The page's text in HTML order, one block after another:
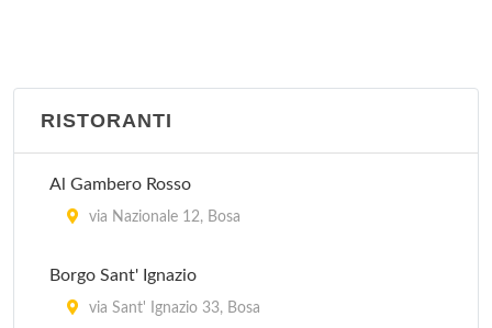
RISTORANTI
Al Gambero Rosso
via Nazionale 12, Bosa
Borgo Sant' Ignazio
via Sant' Ignazio 33, Bosa